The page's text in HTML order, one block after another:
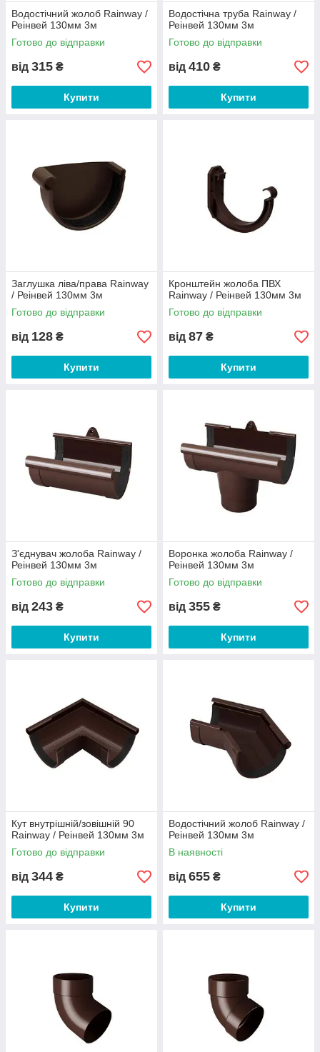
Водостічний жолоб Rainway /
Реінвей 130мм 3м
Готово до відправки
від 315 ₴
Купити
Водостічна труба Rainway /
Реінвей 130мм 3м
Готово до відправки
від 410 ₴
Купити
Заглушка ліва/права Rainway
/ Реінвей 130мм 3м
Готово до відправки
від 128 ₴
Купити
Кронштейн жолоба ПВХ
Rainway / Реінвей 130мм 3м
Готово до відправки
від 87 ₴
Купити
З'єднувач жолоба Rainway /
Реінвей 130мм 3м
Готово до відправки
від 243 ₴
Купити
Воронка жолоба Rainway /
Реінвей 130мм 3м
Готово до відправки
від 355 ₴
Купити
Кут внутрішній/зовішній 90
Rainway / Реінвей 130мм 3м
Готово до відправки
від 344 ₴
Купити
Водостічний жолоб Rainway /
Реінвей 130мм 3м
В наявності
від 655 ₴
Купити